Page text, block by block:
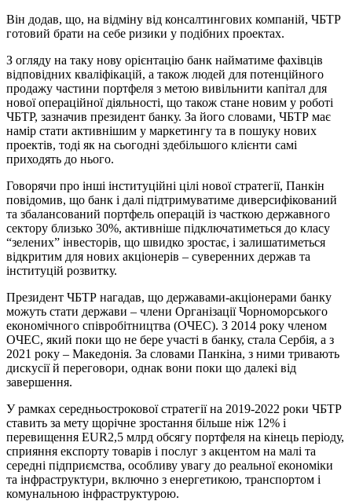
Він додав, що, на відміну від консалтингових компаній, ЧБТР
готовий брати на себе ризики у подібних проектах.
З огляду на таку нову орієнтацію банк найматиме фахівців
відповідних кваліфікацій, а також людей для потенційного
продажу частини портфеля з метою вивільнити капітал для
нової операційної діяльності, що також стане новим у роботі
ЧБТР, зазначив президент банку. За його словами, ЧБТР має
намір стати активнішим у маркетингу та в пошуку нових
проектів, тоді як на сьогодні здебільшого клієнти самі
приходять до нього.
Говорячи про інші інституційні цілі нової стратегії, Панкін
повідомив, що банк і далі підтримуватиме диверсифікований
та збалансований портфель операцій із часткою державного
сектору близько 30%, активніше підключатиметься до класу
“зелених” інвесторів, що швидко зростає, і залишатиметься
відкритим для нових акціонерів – суверенних держав та
інституцій розвитку.
Президент ЧБТР нагадав, що державами-акціонерами банку
можуть стати держави – члени Організації Чорноморського
економічного співробітництва (ОЧЕС). З 2014 року членом
ОЧЕС, який поки що не бере участі в банку, стала Сербія, а з
2021 року – Македонія. За словами Панкіна, з ними тривають
дискусії й переговори, однак вони поки що далекі від
завершення.
У рамках середньострокової стратегії на 2019-2022 роки ЧБТР
ставить за мету щорічне зростання більше ніж 12% і
перевищення EUR2,5 млрд обсягу портфеля на кінець періоду,
сприяння експорту товарів і послуг з акцентом на малі та
середні підприємства, особливу увагу до реальної економіки
та інфраструктури, включно з енергетикою, транспортом і
комунальною інфраструктурою.